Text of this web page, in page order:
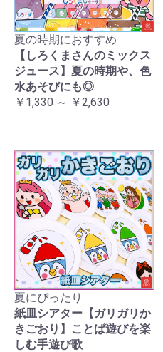
夏の時期におすすめ
【しろくまさんのミックス
ジュース】夏の時期や、色
水あそびにも◎
￥1,330 ～ ￥2,630
夏にぴったり
紙皿シアター【ガリガリか
きごおり】ことば遊びを楽
しむ手遊び歌